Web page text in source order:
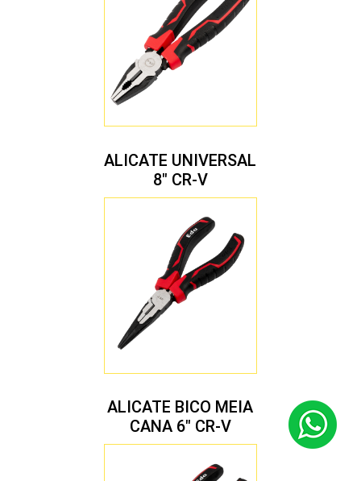
ALICATE UNIVERSAL
8″ CR-V
ALICATE BICO MEIA
CANA 6″ CR-V